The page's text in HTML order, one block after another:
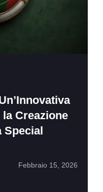
Creazione
Special
Febbraio 15, 2026